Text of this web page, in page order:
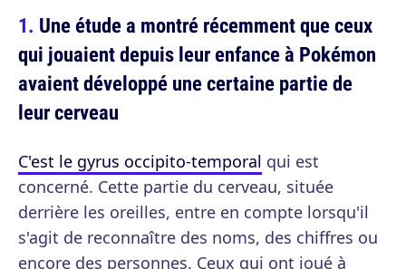
Une étude a montré récemment que ceux
qui jouaient depuis leur enfance à Pokémon
avaient développé une certaine partie de
leur cerveau
C'est le gyrus occipito-temporal qui est
concerné. Cette partie du cerveau, située
derrière les oreilles, entre en compte lorsqu'il
s'agit de reconnaître des noms, des chiffres ou
encore des personnes. Ceux qui ont joué à